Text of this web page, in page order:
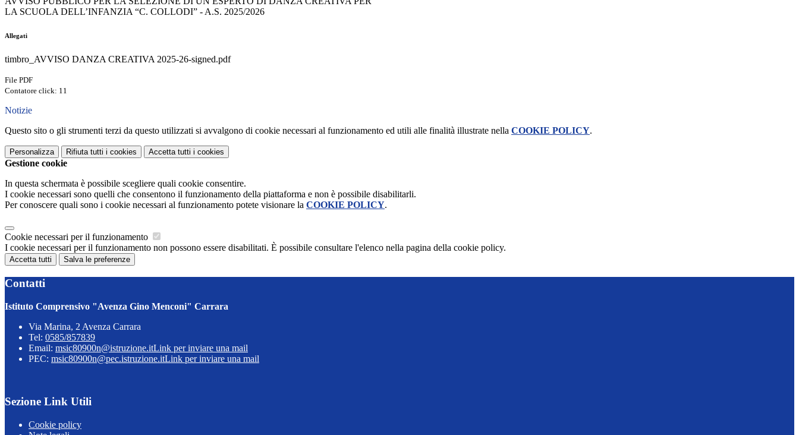
LA SCUOLA DELL’INFANZIA “C. COLLODI” - A.S. 2025/2026
Allegati
timbro_AVVISO DANZA CREATIVA 2025-26-signed.pdf
File PDF
Contatore click: 11
Notizie
Questo sito o gli strumenti terzi da questo utilizzati si avvalgono di cookie necessari al funzionamento ed utili alle finalità illustrate nella COOKIE POLICY.
Personalizza Rifiuta tutti i cookies Accetta tutti i cookies
Gestione cookie
In questa schermata è possibile scegliere quali cookie consentire.
I cookie necessari sono quelli che consentono il funzionamento della piattaforma e non è possibile disabilitarli.
Per conoscere quali sono i cookie necessari al funzionamento potete visionare la COOKIE POLICY.
Cookie necessari per il funzionamento
I cookie necessari per il funzionamento non possono essere disabilitati. È possibile consultare l'elenco nella pagina della cookie policy.
Accetta tutti Salva le preferenze
Contatti
Istituto Comprensivo "Avenza Gino Menconi" Carrara
Via Marina, 2 Avenza Carrara
Tel: 0585/857839
Email: msic80900n@istruzione.itLink per inviare una mail
PEC: msic80900n@pec.istruzione.itLink per inviare una mail
Sezione Link Utili
Cookie policy